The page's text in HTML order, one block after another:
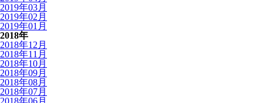
2019年03月
2019年02月
2019年01月
2018年
2018年12月
2018年11月
2018年10月
2018年09月
2018年08月
2018年07月